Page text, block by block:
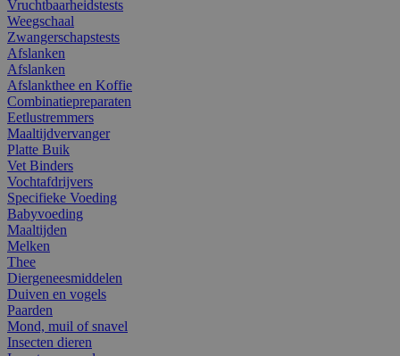
Vruchtbaarheidstests
Weegschaal
Zwangerschapstests
Afslanken
Afslanken
Afslankthee en Koffie
Combinatiepreparaten
Eetlustremmers
Maaltijdvervanger
Platte Buik
Vet Binders
Vochtafdrijvers
Specifieke Voeding
Babyvoeding
Maaltijden
Melken
Thee
Diergeneesmiddelen
Duiven en vogels
Paarden
Mond, muil of snavel
Insecten dieren